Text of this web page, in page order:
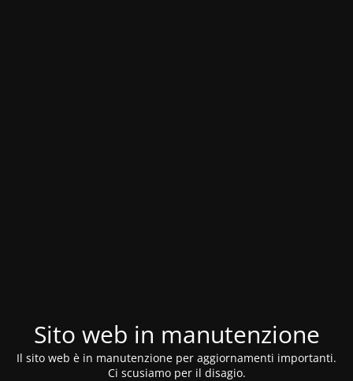
Sito web in manutenzione
Il sito web è in manutenzione per aggiornamenti importanti.
Ci scusiamo per il disagio.